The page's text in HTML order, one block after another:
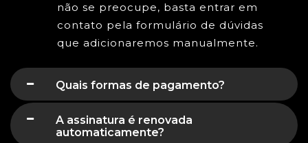
não se preocupe, basta entrar em
contato pela formulário de dúvidas
que adicionaremos manualmente.
Quais formas de pagamento?
A assinatura é renovada
automaticamente?